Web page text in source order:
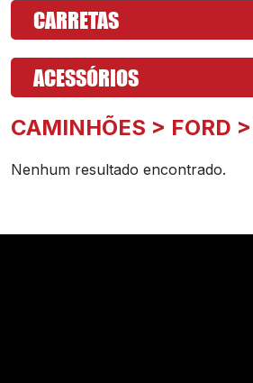
CARRETAS
ACESSÓRIOS
CAMINHÕES > FORD
Nenhum resultado encontrado.